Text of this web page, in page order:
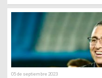
05 de septiembre 2023